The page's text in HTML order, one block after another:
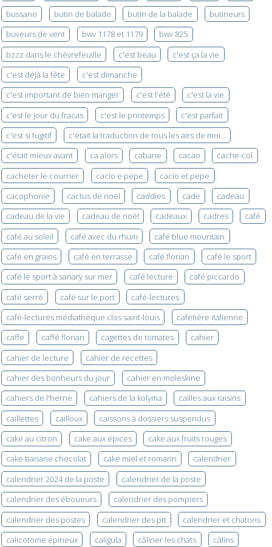
bussano
butin de balade butin de la balade
butineurs
buveurs de vent
bwv 1178 et 1179
bwv 825
bzzz dans le chèvrefeuille
c'est beau
c'est ça la vie
c'est déjà la fête
c'est dimanche
c'est important de bien manger
c'est l'été
c'est la vie
c'est le jour du fracas
c'est le printemps
c'est parfait
c'est si fugitif
c'était la traduction de tous les airs de moi...
c'était mieux avant
ca alors cabane cacao
cache-col
cacheter le courrier
cacio e pepe
cacio et pepe
cacophonie
cactus de noel caddies cade
cadeau
cadeau de la vie
cadeau de noël cadeaux cadres
café
café au soleil
café avec du rhum
café blue mountain
café en grains
café en terrasse café florian
café le sport
café le sport à sanary sur mer
café lecture
café piccardo
café serré
café sur le port
café-lectures
café-lectures médiathèque clos saint-louis
cafetière italienne
caffe
caffé florian cagettes de tomates
cahier
cahier de lecture
cahier de recettes
cahier des bonheurs du jour
cahier en moleskine
cahiers de l'herne
cahiers de la kolyma
cailles aux raisins
caillettes
cailloux
caissons à dossiers suspendus
cake au citron
cake aux épices
cake aux fruits rouges
cake banane chocolat
cake miel et romarin
calendrier
calendrier 2024 de la poste
calendrier de la poste
calendrier des éboueurs
calendrier des pompiers
calendrier des postes
calendrier des ptt
calendrier et chatons
calicotome épineux
caligula câliner les chats
câlins